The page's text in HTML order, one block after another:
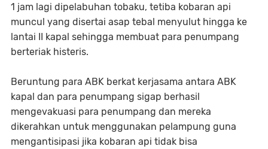
1 jam lagi dipelabuhan tobaku, tetiba kobaran api
muncul yang disertai asap tebal menyulut hingga ke
lantai II kapal sehingga membuat para penumpang
berteriak histeris.
Beruntung para ABK berkat kerjasama antara ABK
kapal dan para penumpang sigap berhasil
mengevakuasi para penumpang dan mereka
dikerahkan untuk menggunakan pelampung guna
mengantisipasi jika kobaran api tidak bisa